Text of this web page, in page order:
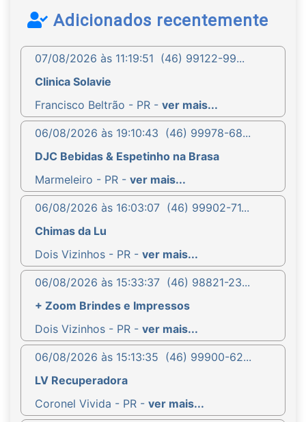
Adicionados recentemente
07/08/2026 às 11:19:51 (46) 99122-99...
Clinica Solavie
Francisco Beltrão - PR - ver mais...
06/08/2026 às 19:10:43 (46) 99978-68...
DJC Bebidas & Espetinho na Brasa
Marmeleiro - PR - ver mais...
06/08/2026 às 16:03:07 (46) 99902-71...
Chimas da Lu
Dois Vizinhos - PR - ver mais...
06/08/2026 às 15:33:37 (46) 98821-23...
+ Zoom Brindes e Impressos
Dois Vizinhos - PR - ver mais...
06/08/2026 às 15:13:35 (46) 99900-62...
LV Recuperadora
Coronel Vivida - PR - ver mais...